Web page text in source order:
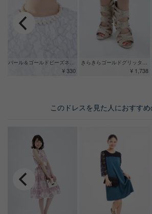
きらきらゴールドグリッター ヒールサンダル
¥ 1,738
パール＆ゴールドビーズネックレス
¥ 330
このドレスを見た人におすす